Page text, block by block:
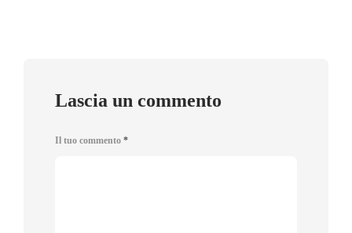
Lascia un commento
Il tuo commento *